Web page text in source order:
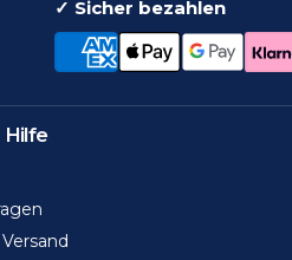
✓ Sicher bezahlen
Hilfe